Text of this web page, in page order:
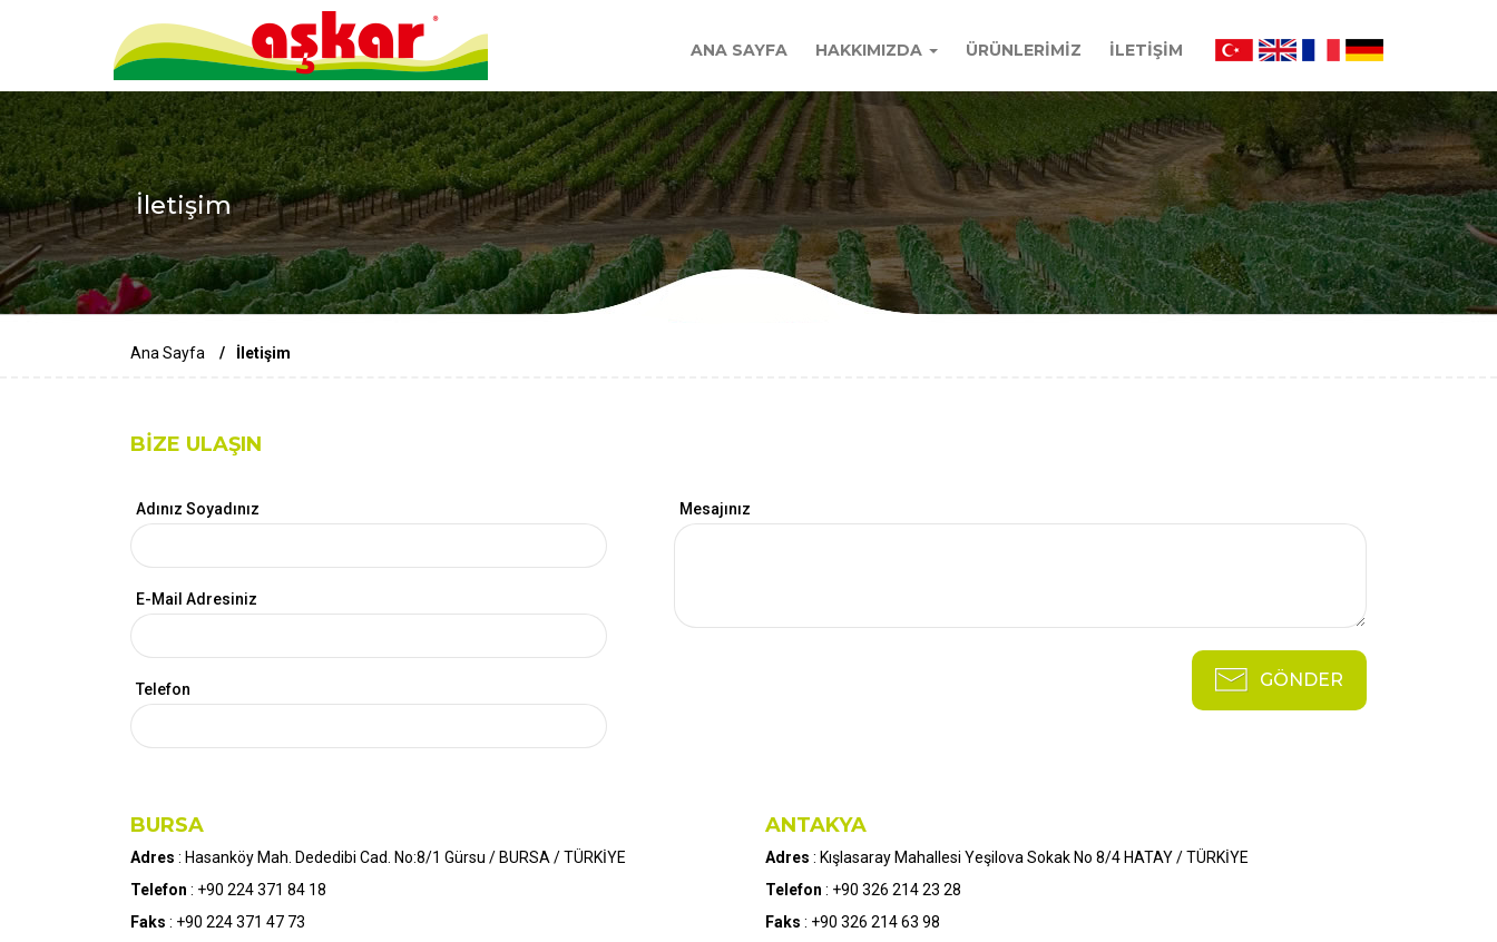
ANA SAYFA HAKKIMIZDA ÜRÜNLERİMİZ İLETİŞİM
İletişim
Ana Sayfa İletişim
BİZE ULAŞIN
Adınız Soyadınız
E-Mail Adresiniz
Telefon
Mesajınız
GÖNDER
BURSA
Adres : Hasanköy Mah. Dededibi Cad. No:8/1 Gürsu / BURSA / TÜRKİYE
Telefon : +90 224 371 84 18
Faks : +90 224 371 47 73
ANTAKYA
Adres : Kışlasaray Mahallesi Yeşilova Sokak No 8/4 HATAY / TÜRKİYE
Telefon : +90 326 214 23 28
Faks : +90 326 214 63 98